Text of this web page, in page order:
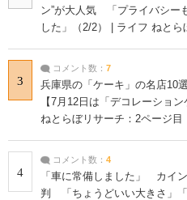
ン”が大人気 「プライバシー
した」（2/2） | ライフ ねとら
3
コメント数： 7
兵庫県の「ケーキ」の名店10
【7月12日は「デコレーショ
ねとらぼリサーチ：2ページ目
4
コメント数： 4
「車に常備しました」 カイ
判 「ちょうどいい大きさ」「